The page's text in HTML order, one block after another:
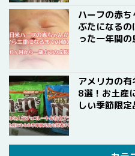
ハーフの赤
ぶたになる
った一年間の
アメリカの
8選！お土産
しい季節限定